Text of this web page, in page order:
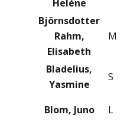
Heléne
Björnsdotter
Rahm,
Elisabeth
M
Bladelius,
Yasmine
S
Blom, Juno L